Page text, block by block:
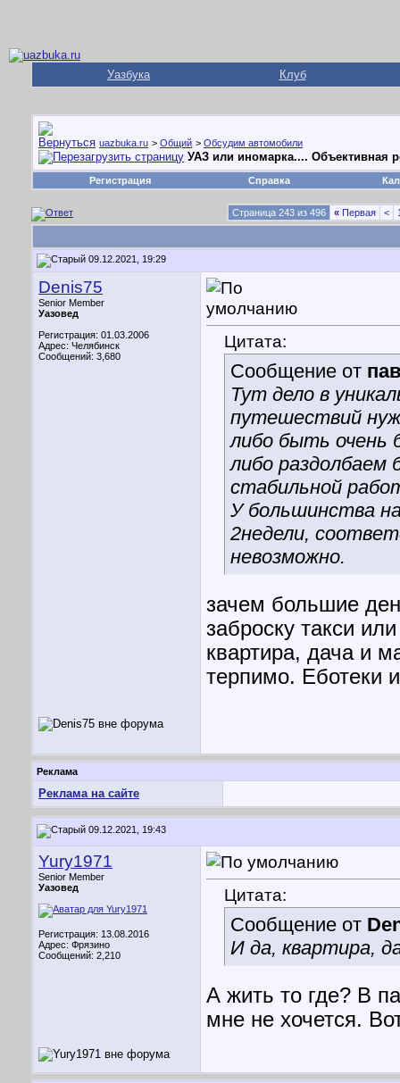
Уазбука Клуб
uazbuka.ru > Общий > Обсудим автомобили
УАЗ или иномарка.... Объективная
Регистрация Справка
Страница 243 из 496 « Первая <
09.12.2021, 19:29
Denis75
Senior Member
Уазовед
Регистрация: 01.03.2006
Адрес: Челябинск
Сообщений: 3,680
Цитата:
Сообщение от
Тут дело в
путешествий
либо быть очень
либо раздолбаем
стабильной
У большинства
2недели,
невозможно.
зачем большие
заброску такси
квартира, дача и
терпимо. Еботеки
Реклама
Реклама на сайте
09.12.2021, 19:43
Yury1971
Senior Member
Уазовед
Регистрация: 13.08.2016
Адрес: Фрязино
Сообщений: 2,210
Цитата:
Сообщение от
И да, квартира,
А жить то где? В
мне не хочется.